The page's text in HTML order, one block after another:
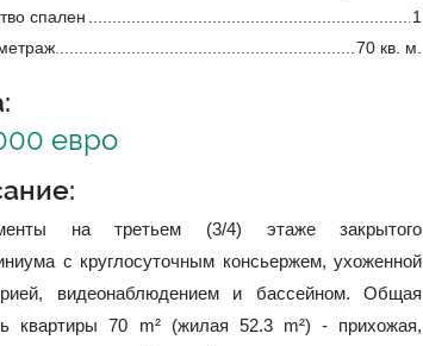
спален
1
70 кв. м.
евро
на третьем (3/4) этаже закрытого
с круглосуточным консьержем, ухоженной
видеонаблюдением и бассейном. Общая
квартиры 70 m² (жилая 52.3 m²) - прихожая,